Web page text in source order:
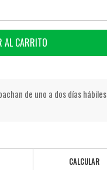
AL CARRITO
de uno a dos días hábiles
CALCULAR